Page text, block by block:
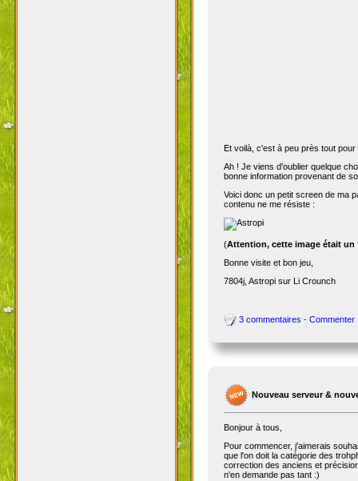
Et voilà, c'est à peu près tout
Ah ! Je viens d'oublier quelque
bonne information provenant de
Voici donc un petit screen de ma
contenu ne me résiste :
(Attention, cette image était un
Bonne visite et bon jeu,
7804j, Astropi sur Li Crounch
3 commentaires - Commenter
Nouveau serveur &
Bonjour à tous,
Pour commencer, j'aimerais
que l'on doit la catégorie des
correction des anciens et
n'en demande pas tant :)